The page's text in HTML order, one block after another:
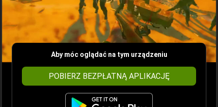
Aby móc oglądać na tym urządzeniu
POBIERZ BEZPŁATNĄ APLIKACJĘ